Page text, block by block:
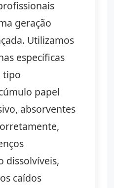
geração
Utilizamos
específicas
tipo
papel
absorventes
dissolvíveis,
caídos